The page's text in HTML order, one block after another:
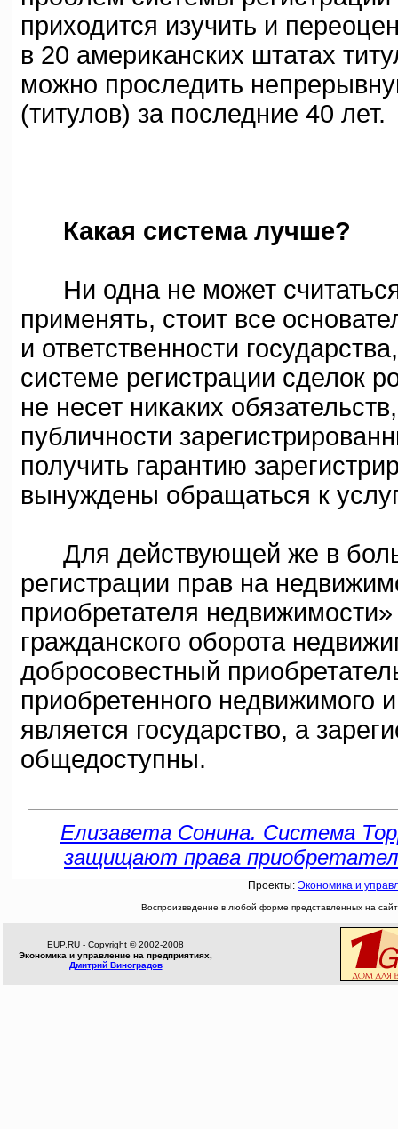
приходится изучить и
в 20 американских штатах
можно проследить
(титулов) за последние 40 лет.
Какая система лучше?
Ни одна не может
применять, стоит все
и ответственности
системе регистрации сделок
не несет никаких
публичности
получить гарантию
вынуждены обращаться к
Для действующей же в
регистрации прав на
приобретателя
гражданского оборота
добросовестный
приобретенного недвижимого
является государство, а
общедоступны.
Елизавета Сонина. Система
защищают права
Проекты: Экономика и
Воспроизведение в любой форме представленных на
EUP.RU - Copyright © 2002-2008
Экономика и управление на предприятиях,
Дмитрий Виноградов